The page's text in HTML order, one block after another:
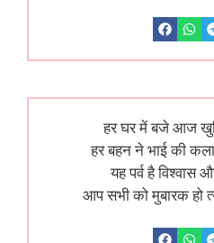
हर घर में बजे आज
हर बहन ने भाई की
यह पर्व है विश्वास
आप सभी को मुबारक हो